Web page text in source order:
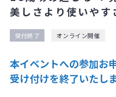
美しさより使いやす
受付終了 オンライン開催
本イベントへの参加お
受け付けを終了いたし